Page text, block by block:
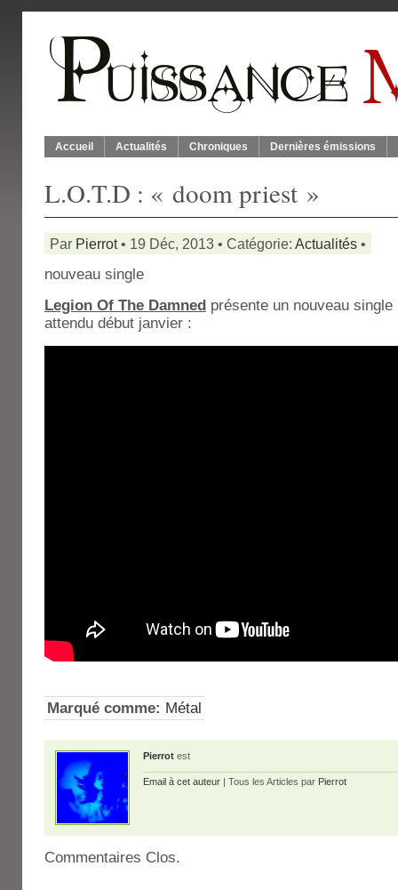
Accueil Actualités Chroniques Dernières émissions
L.O.T.D : « doom priest »
Par Pierrot• 19 Déc, 2013 • Catégorie: Actualités •
nouveau single
Legion Of The Damned présente un nouveau
attendu début janvier :
Marqué comme: Métal
Pierrot est
Email à cet auteur | Tous les Articles par Pierrot
Commentaires Clos.